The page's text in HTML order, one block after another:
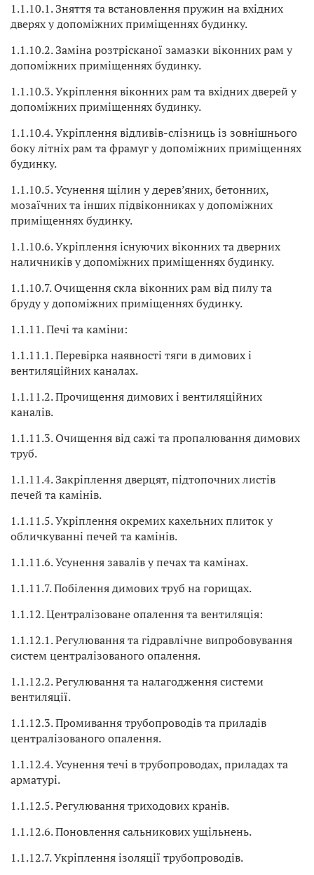
1.1.10.1. Зняття та встановлення пружин на вхідних
дверях у допоміжних приміщеннях будинку.
1.1.10.2. Заміна розтрісканої замазки віконних рам у
допоміжних приміщеннях будинку.
1.1.10.3. Укріплення віконних рам та вхідних дверей у
допоміжних приміщеннях будинку.
1.1.10.4. Укріплення відливів-слізниць із зовнішнього
боку літніх рам та фрамуг у допоміжних приміщеннях
будинку.
1.1.10.5. Усунення щілин у дерев’яних, бетонних,
мозаїчних та інших підвіконниках у допоміжних
приміщеннях будинку.
1.1.10.6. Укріплення існуючих віконних та дверних
наличників у допоміжних приміщеннях будинку.
1.1.10.7. Очищення скла віконних рам від пилу та
бруду у допоміжних приміщеннях будинку.
1.1.11. Печі та каміни:
1.1.11.1. Перевірка наявності тяги в димових і
вентиляційних каналах.
1.1.11.2. Прочищення димових і вентиляційних
каналів.
1.1.11.3. Очищення від сажі та пропалювання димових
труб.
1.1.11.4. Закріплення дверцят, підтопочних листів
печей та камінів.
1.1.11.5. Укріплення окремих кахельних плиток у
обличкуванні печей та камінів.
1.1.11.6. Усунення завалів у печах та камінах.
1.1.11.7. Побілення димових труб на горищах.
1.1.12. Централізоване опалення та вентиляція:
1.1.12.1. Регулювання та гідравлічне випробовування
систем централізованого опалення.
1.1.12.2. Регулювання та налагодження системи
вентиляції.
1.1.12.3. Промивання трубопроводів та приладів
централізованого опалення.
1.1.12.4. Усунення течі в трубопроводах, приладах та
арматурі.
1.1.12.5. Регулювання триходових кранів.
1.1.12.6. Поновлення сальникових ущільнень.
1.1.12.7. Укріплення ізоляції трубопроводів.